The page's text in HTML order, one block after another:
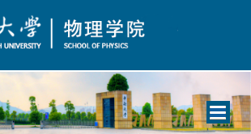
Toggle